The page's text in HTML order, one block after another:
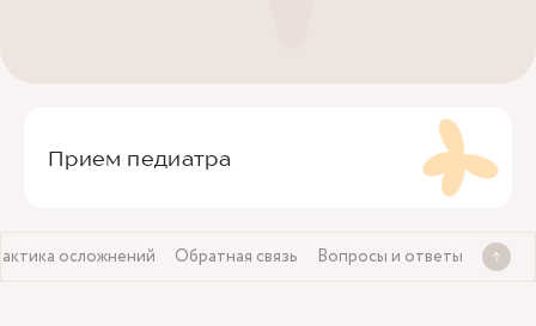
Прием педиатра
осложнений Обратная связь Вопросы и ответы